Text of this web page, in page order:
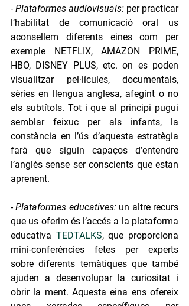
- Plataformes audiovisuals: per practicar
l’habilitat de comunicació oral us
aconsellem diferents eines com per
exemple NETFLIX, AMAZON PRIME,
HBO, DISNEY PLUS, etc. on es poden
visualitzar pel·lícules, documentals,
sèries en llengua anglesa, afegint o no
els subtítols. Tot i que al principi pugui
semblar feixuc per als infants, la
constància en l’ús d’aquesta estratègia
farà que siguin capaços d’entendre
l’anglès sense ser conscients que estan
aprenent.
- Plataformes educatives: un altre recurs
que us oferim és l’accés a la plataforma
educativa TEDTALKS, que proporciona
mini-conferències fetes per experts
sobre diferents temàtiques que també
ajuden a desenvolupar la curiositat i
obrir la ment. Aquesta eina ens ofereix